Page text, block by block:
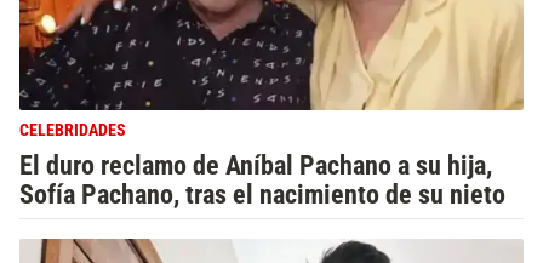
CELEBRIDADES
El duro reclamo de Aníbal Pachano a su hija,
Sofía Pachano, tras el nacimiento de su nieto